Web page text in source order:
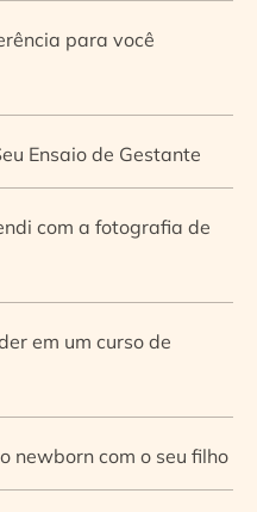
para você
Ensaio de Gestante
com a fotografia de
em um curso de
newborn com o seu filho